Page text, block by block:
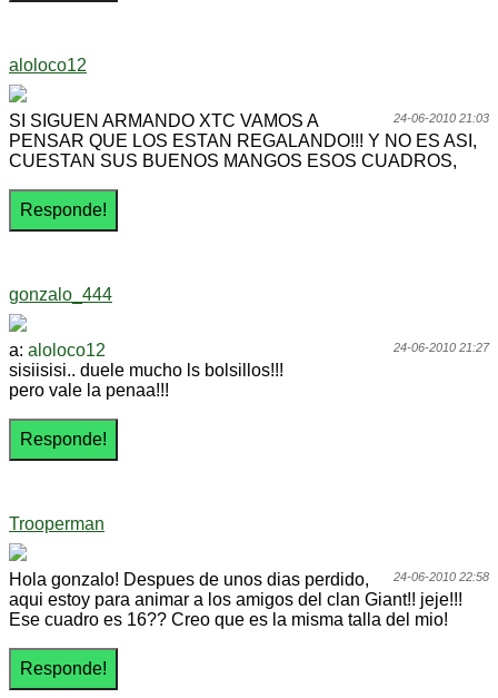
aloloco12
24-06-2010 21:03
SI SIGUEN ARMANDO XTC VAMOS A
PENSAR QUE LOS ESTAN REGALANDO!!! Y NO ES ASI,
CUESTAN SUS BUENOS MANGOS ESOS CUADROS,
gonzalo_444
24-06-2010 21:27
a: aloloco12
sisiisisi.. duele mucho ls bolsillos!!!
pero vale la penaa!!!
Trooperman
24-06-2010 22:58
Hola gonzalo! Despues de unos dias perdido,
aqui estoy para animar a los amigos del clan Giant!! jeje!!!
Ese cuadro es 16?? Creo que es la misma talla del mio!